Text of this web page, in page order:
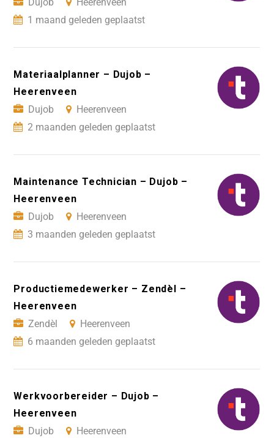
Dujob
Heerenveen
1 maand geleden geplaatst
Materiaalplanner – Dujob –
Heerenveen
Dujob
Heerenveen
2 maanden geleden geplaatst
Maintenance Technician – Dujob –
Heerenveen
Dujob
Heerenveen
3 maanden geleden geplaatst
Productiemedewerker – Zendèl –
Heerenveen
Zendèl
Heerenveen
6 maanden geleden geplaatst
Werkvoorbereider – Dujob –
Heerenveen
Dujob
Heerenveen